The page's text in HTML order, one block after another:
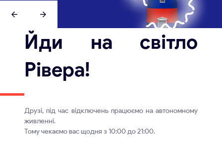
Йди на світло
Рівера!
Друзі, під час відключень працюємо на автономному
живленні.
Тому чекаємо вас щодня з 10:00 до 21:00.